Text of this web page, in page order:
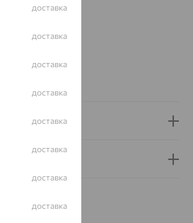
РОССИЯ
доставка
доставка
доставка
доставка
доставка
доставка
доставка
доставка